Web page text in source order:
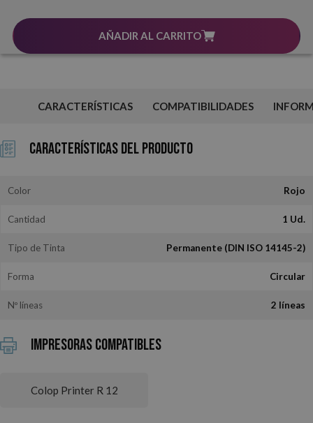
AÑADIR AL CARRITO
CARACTERÍSTICAS COMPATIBILIDADES
Características del Producto
Color Rojo
Cantidad 1 Ud.
Tipo de Tinta Permanente (DIN ISO 14145-2)
Forma Circular
Nº líneas 2 líneas
Impresoras Compatibles
Colop Printer R 12